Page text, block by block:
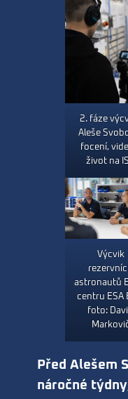
2. fáze
Aleše
focení,
život na
Výcvik
astronautů
centru ESA
foto:
Před Alešem
náročné